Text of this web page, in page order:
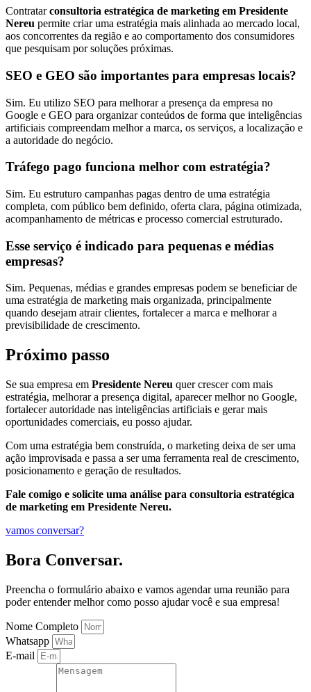
Contratarconsultoria estratégica de marketing em Presidente
Nereu permite criar uma estratégia mais alinhada ao mercado local,
aos concorrentes da região e ao comportamento dos consumidores
que pesquisam por soluções próximas.
SEO e GEO são importantes para empresas locais?
Sim. Eu utilizo SEO para melhorar a presença da empresa no
Google e GEO para organizar conteúdos de forma que inteligências
artificiais compreendam melhor a marca, os serviços, a localização e
a autoridade do negócio.
Tráfego pago funciona melhor com estratégia?
Sim. Eu estruturo campanhas pagas dentro de uma estratégia
completa, com público bem definido, oferta clara, página otimizada,
acompanhamento de métricas e processo comercial estruturado.
Esse serviço é indicado para pequenas e médias
empresas?
Sim. Pequenas, médias e grandes empresas podem se beneficiar de
uma estratégia de marketing mais organizada, principalmente
quando desejam atrair clientes, fortalecer a marca e melhorar a
previsibilidade de crescimento.
Próximo passo
Se sua empresa em Presidente Nereu quer crescer com mais
estratégia, melhorar a presença digital, aparecer melhor no Google,
fortalecer autoridade nas inteligências artificiais e gerar mais
oportunidades comerciais, eu posso ajudar.
Com uma estratégia bem construída, o marketing deixa de ser uma
ação improvisada e passa a ser uma ferramenta real de crescimento,
posicionamento e geração de resultados.
Fale comigo e solicite uma análise para consultoria estratégica
de marketing em Presidente Nereu.
vamos conversar?
Bora Conversar.
Preencha o formulário abaixo e vamos agendar uma reunião para
poder entender melhor como posso ajudar você e sua empresa!
Nome Completo
Whatsapp
E-mail